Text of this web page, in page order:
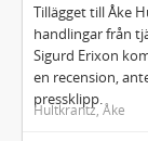
Tillägget till Åke
handlingar från
Sigurd Erixon
en recension,
pressklipp.
Hultkrantz, Åke